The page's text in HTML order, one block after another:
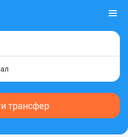
трансфер